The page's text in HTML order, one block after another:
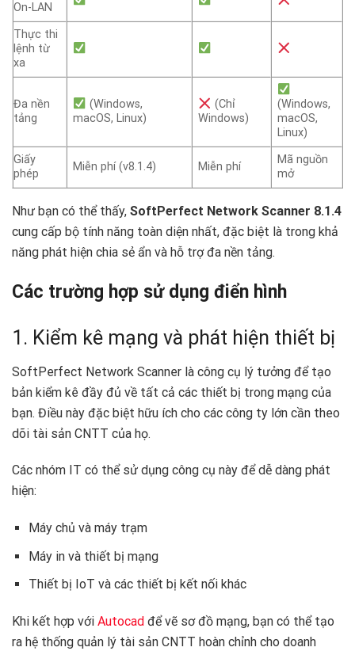
On-LAN
Thực thi
lệnh từ
xa
Đa nền
tảng
(Windows,
macOS, Linux)
(Chỉ
Windows)
(Windows,
macOS,
Linux)
Giấy
phép
Miễn phí (v8.1.4) Miễn phí
Mã nguồn
mở
Như bạn có thể thấy, SoftPerfect Network Scanner 8.1.4
cung cấp bộ tính năng toàn diện nhất, đặc biệt là trong khả
năng phát hiện chia sẻ ẩn và hỗ trợ đa nền tảng.
Các trường hợp sử dụng điển hình ️
1. Kiểm kê mạng và phát hiện thiết bị
SoftPerfect Network Scanner là công cụ lý tưởng để tạo
bản kiểm kê đầy đủ về tất cả các thiết bị trong mạng của
bạn. Điều này đặc biệt hữu ích cho các công ty lớn cần theo
dõi tài sản CNTT của họ.
Các nhóm IT có thể sử dụng công cụ này để dễ dàng phát
hiện:
Máy chủ và máy trạm
Máy in và thiết bị mạng
Thiết bị IoT và các thiết bị kết nối khác
Khi kết hợp với Autocad để vẽ sơ đồ mạng, bạn có thể tạo
ra hệ thống quản lý tài sản CNTT hoàn chỉnh cho doanh